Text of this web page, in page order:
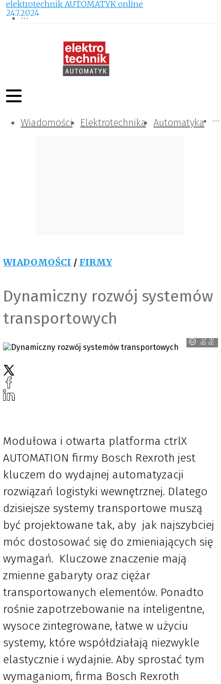
Wiadomości Elektrotechnika Automatyka
Komunikacja i IT
Kontrola
Tematy specjalne
WIADOMOŚCI / FIRMY
Dynamiczny rozwój systemów
transportowych
B
o
s
c
h
R
e
x
r
o
th
elektrotechnik AUTOMATYK online
24.7.2024
Modułowa i otwarta platforma ctrlX
AUTOMATION firmy Bosch Rexroth jest
kluczem do wydajnej automatyzacji
rozwiązań logistyki wewnętrznej. Dlatego
dzisiejsze systemy transportowe muszą
być projektowane tak, aby jak najszybciej
móc dostosować się do zmieniających się
wymagań. Kluczowe znaczenie mają
zmienne gabaryty oraz ciężar
transportowanych elementów. Ponadto
rośnie zapotrzebowanie na inteligentne,
wysoce zintegrowane, łatwe w użyciu
systemy, które współdziałają niezwykle
elastycznie i wydajnie. Aby sprostać tym
wymaganiom, firma Bosch Rexroth